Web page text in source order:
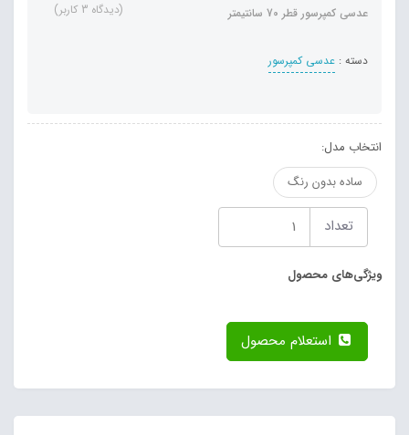
عدسی کمپرسور قطر 70 سانتیمتر
دسته : عدسی کمپرسور
(دیدگاه 3 کاربر)
انتخاب مدل:
ساده بدون رنگ
تعداد
ویژگی‌های محصول